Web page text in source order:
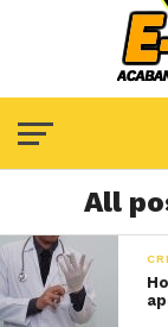
All